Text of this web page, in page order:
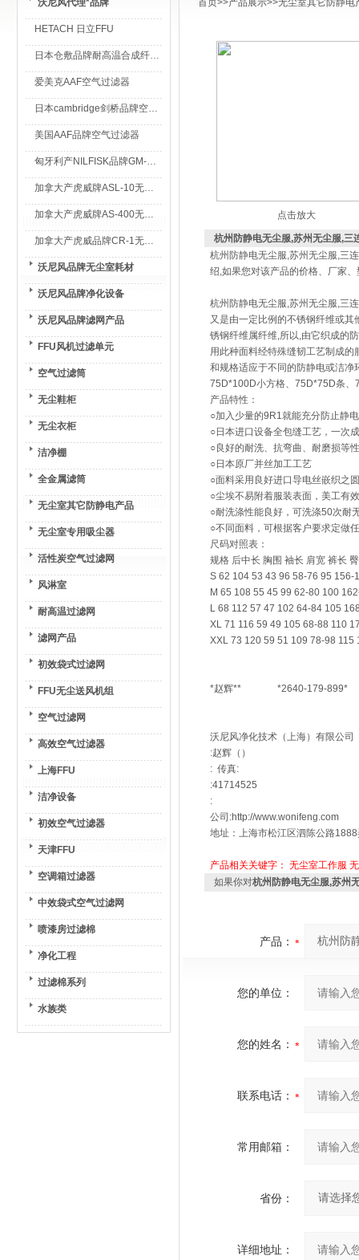
沃尼风代理*品牌
HETACH 日立FFU
日本仓敷品牌耐高温合成纤维过滤棉
爱美克AAF空气过滤器
日本cambridge剑桥品牌空气过滤器
美国AAF品牌空气过滤器
匈牙利产NILFISK品牌GM-80无尘室专用吸尘器
加拿大产虎威牌ASL-10无尘室专用吸尘器
加拿大产虎威牌AS-400无尘室专用吸尘器
加拿大产虎威品牌CR-1无尘室专用吸尘器
沃尼风品牌无尘室耗材
沃尼风品牌净化设备
沃尼风品牌滤网产品
FFU风机过滤单元
空气过滤筒
无尘鞋柜
无尘衣柜
洁净棚
全金属滤筒
无尘室其它防静电产品
无尘室专用吸尘器
活性炭空气过滤网
风淋室
耐高温过滤网
滤网产品
初效袋式过滤网
FFU无尘送风机组
空气过滤网
高效空气过滤器
上海FFU
洁净设备
初效空气过滤器
天津FFU
空调箱过滤器
中效袋式空气过滤网
喷漆房过滤棉
净化工程
过滤棉系列
水族类
首页>>产品展示>>无尘室其它防静电
点击放大
杭州防静电无尘服,苏州无尘服,三
杭州防静电无尘服,苏州无尘服,三
绍,如果您对该产品的价格、厂家
杭州防静电无尘服,苏州无尘服,三
又是由一定比例的不锈钢纤维或
锈钢纤维属纤维,所以,由它织成的
用此种面料经特殊缝韧工艺制成
和规格适应于不同的防静电或洁
75D*100D小方格、75D*75D条、
产品特性：
○加入少量的9R1就能充分防止静
○日本进口设备全包缝工艺，一次
○良好的耐洗、抗弯曲、耐磨损等
○日本原厂并丝加工工艺
○面料采用良好进口导电丝嵌织之
○尘埃不易附着服装表面，美工有
○耐洗涤性能良好，可洗涤50次耐
○不同面料，可根据客户要求定做
尺码对照表：
规格 后中长 胸围 袖长 肩宽 裤长
S 62 104 53 43 96 58-76 95 156-
M 65 108 55 45 99 62-80 100
L 68 112 57 47 102 64-84 105
XL 71 116 59 49 105 68-88 110
XXL 73 120 59 51 109 78-98 115
*赵辉** *2640-179-899*
沃尼风净化技术（上海）有限公司
:赵辉（）
: 传真:
:41714525
:
公司:http://www.wonifeng.com
地址：上海市松江区泗陈公路
产品相关关键字： 无尘室工作服
如果你对杭州防静电无尘服,苏州
产品：
您的单位：
您的姓名：
联系电话：
常用邮箱：
省份：
详细地址：